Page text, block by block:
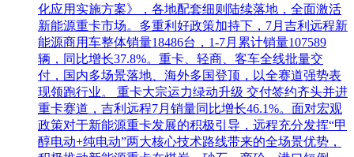
化应用实施方案》，各地配套细则陆续落地，全面激活
新能源重卡市场。多重利好政策加持下，7月吉利远程新
能源商用车整体销量18486台，1-7月累计销量107589
辆，同比增长37.8%。重卡、轻商、客车全线批量交
付，国内多场景落地、海外多国登顶，以全赛道强势表
现领跑行业。 重卡大宗运力绿动升级 交付签约齐头并进
重卡赛道，吉利远程7月销量同比增长46.1%。面对宏观
政策对于新能源重卡发展的积极引导，远程充分发挥“甲
醇电动+纯电动”两大核心技术路线带来的全场景优势，